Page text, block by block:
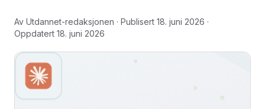
Av Utdannet-redaksjonen · Publisert 18. juni 2026 ·
Oppdatert 18. juni 2026